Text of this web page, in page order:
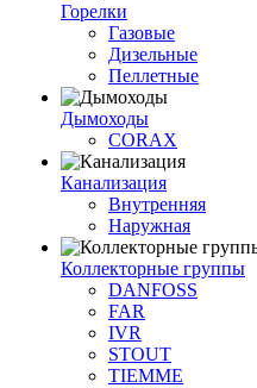
Горелки
Газовые
Дизельные
Пеллетные
Дымоходы
CORAX
Канализация
Внутренняя
Наружная
Коллекторные группы
DANFOSS
FAR
IVR
STOUT
TIEMME